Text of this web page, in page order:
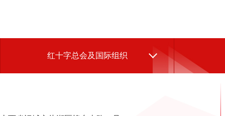
红十字总会及国际组织